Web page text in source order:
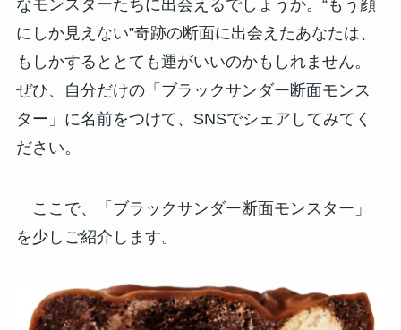
なモンスターたちに出会えるでしょうか。“もう顔
にしか見えない”奇跡の断面に出会えたあなたは、
もしかするととても運がいいのかもしれません。
ぜひ、自分だけの「ブラックサンダー断面モンス
ター」に名前をつけて、SNSでシェアしてみてく
ださい。
ここで、「ブラックサンダー断面モンスター」
を少しご紹介します。